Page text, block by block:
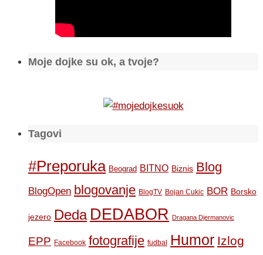
Moje dojke su ok, a tvoje?
Tagovi
#Preporuka Beograd BITNO Biznis Blog
BlogOpen blogovanje BlogTV Bojan Cukic BOR Borsko
jezero Deda DEDABOR Dragana Djermanovic
EPP Facebook fotografije fudbal Humor Izlog